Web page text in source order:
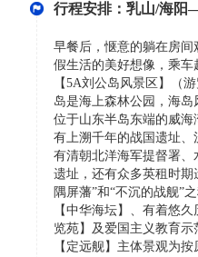
行程安排：乳山/海阳
早餐后，惬意的躺在房
假生活的美好想像，乘车
【5A刘公岛风景区】（
岛是海上森林公园，海岛
位于山东半岛东端的威
有上溯千年的战国遗址、
有清朝北洋海军提督署
遗址，还有众多英租时
隅屏藩”和“不沉的战舰”
【中华海坛】、有着悠
览苑】及爱国主义教育示
【定远舰】主体景观为